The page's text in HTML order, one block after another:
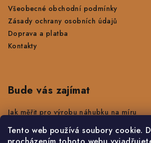
Tento web používá soubory cookie.
Všeobecné obchodní podmínky
Zásady ochrany osobních údajů
Doprava a platba
Kontakty
Bude vás zajímat
Jak měřit pro výrobu náhubku na míru
Jak změřit délku obojku
Údržba výrobků a kovového hardwaru